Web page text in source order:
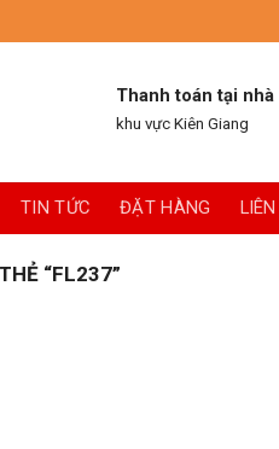
Thanh toán tại nhà
khu vực Kiên Giang
TIN TỨC ĐẶT HÀNG
“FL237”